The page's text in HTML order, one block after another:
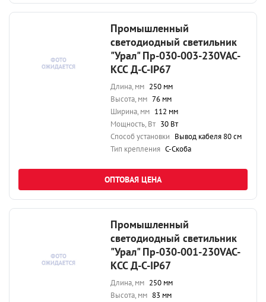
Промышленный
светодиодный светильник
"Урал" Пр-030-003-230VAC-
КСС Д-С-IP67
Длина, мм 250 мм
Высота, мм 76 мм
Ширина, мм 112 мм
Мощность, Вт 30 Вт
Способ установки Вывод кабеля 80 см
Тип крепления С-Скоба
ОПТОВАЯ ЦЕНА
Промышленный
светодиодный светильник
"Урал" Пр-030-001-230VAC-
КСС Д-С-IP67
Длина, мм 250 мм
Высота, мм 83 мм